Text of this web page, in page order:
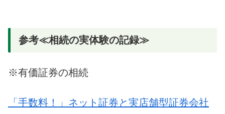
参考≪相続の実体験の記録≫
※有価証券の相続
「手数料！」ネット証券と実店舗型証券会社